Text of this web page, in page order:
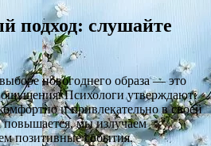
подход: слушайте
новогоднего образа — это
ощущения. Психологи утверждают:
и привлекательно в своей
мы излучаем
позитивные события.